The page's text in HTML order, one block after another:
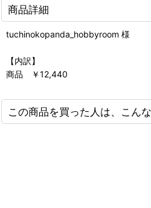
商品詳細
tuchinokopanda_hobbyroom 様
【内訳】
商品 ￥12,440
この商品を買った人は、こん